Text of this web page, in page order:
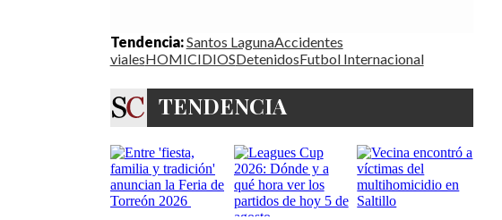
Tendencia:Santos LagunaAccidentes
vialesHOMICIDIOSDetenidosFutbol Internacional
TENDENCIA